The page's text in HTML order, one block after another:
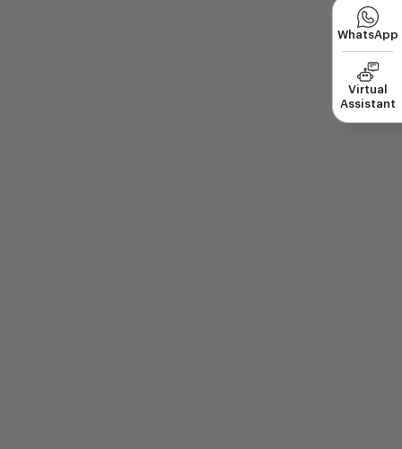
WhatsApp
Virtual
Assistant